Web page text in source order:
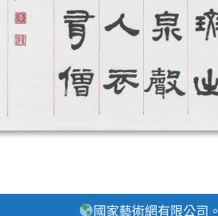
國家藝術網有限公司。